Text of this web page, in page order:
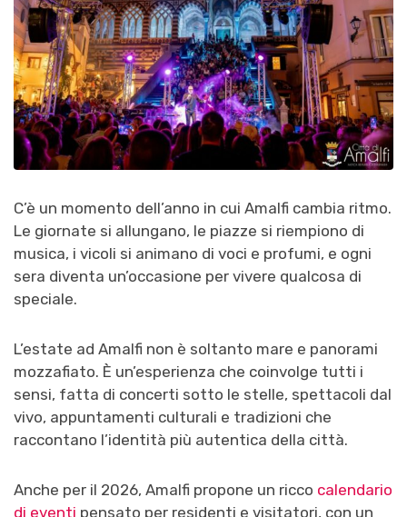
C’è un momento dell’anno in cui Amalfi cambia ritmo.
Le giornate si allungano, le piazze si riempiono di
musica, i vicoli si animano di voci e profumi, e ogni
sera diventa un’occasione per vivere qualcosa di
speciale.
L’estate ad Amalfi non è soltanto mare e panorami
mozzafiato. È un’esperienza che coinvolge tutti i
sensi, fatta di concerti sotto le stelle, spettacoli dal
vivo, appuntamenti culturali e tradizioni che
raccontano l’identità più autentica della città.
Anche per il 2026, Amalfi propone un ricco calendario
di eventi pensato per residenti e visitatori, con un